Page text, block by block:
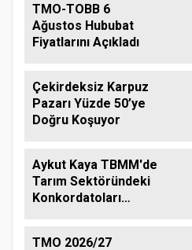
TMO-TOBB 6
Ağustos Hububat
Fiyatlarını Açıkladı
Çekirdeksiz Karpuz
Pazarı Yüzde 50’ye
Doğru Koşuyor
Aykut Kaya TBMM'de
Tarım Sektöründeki
Konkordatoları
TMO 2026/27